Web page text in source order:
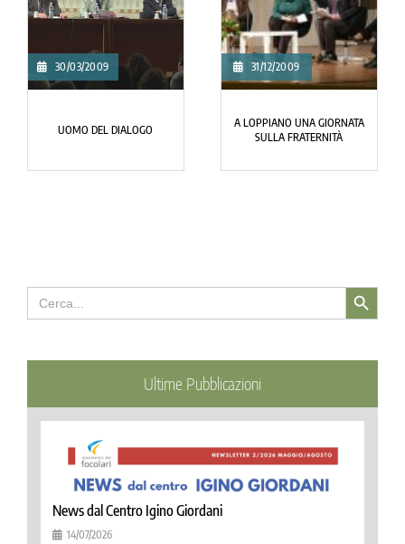
30/03/2009
UOMO DEL DIALOGO
31/12/2009
A LOPPIANO UNA GIORNATA
SULLA FRATERNITÀ
Search
for:
Search Button
Ultime Pubblicazioni
News dal Centro Igino Giordani
14/07/2026